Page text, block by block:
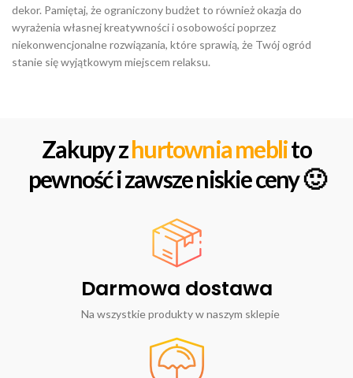
dekor. Pamiętaj, że ograniczony budżet to również okazja do
wyrażenia własnej kreatywności i osobowości poprzez
niekonwencjonalne rozwiązania, które sprawią, że Twój ogród
stanie się wyjątkowym miejscem relaksu.
Zakupy zhurtownia meblito
pewność i zawsze niskie ceny 🙂
Darmowa dostawa
Na wszystkie produkty w naszym sklepie